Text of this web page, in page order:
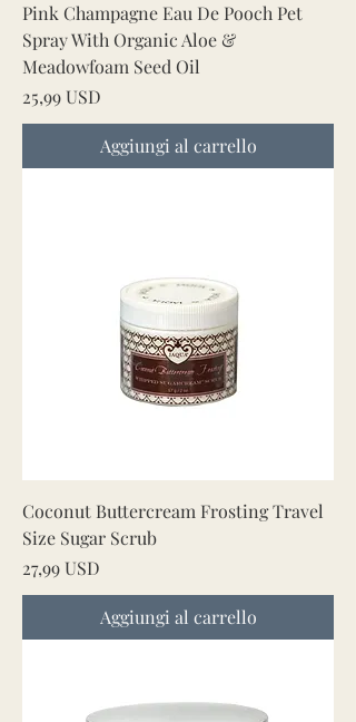
Pink Champagne Eau De Pooch Pet
Spray With Organic Aloe &
Meadowfoam Seed Oil
Prezzo
25,99 USD
Aggiungi al carrello
Coconut Buttercream Frosting Travel
Size Sugar Scrub
Prezzo
27,99 USD
Aggiungi al carrello